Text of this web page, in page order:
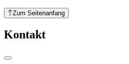
Zum Seitenanfang
Kontakt